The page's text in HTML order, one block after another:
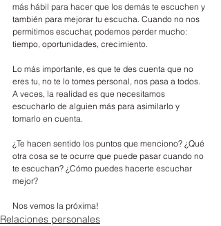
más hábil para hacer que los demás te escuchen y
también para mejorar tu escucha. Cuando no nos
permitimos escuchar, podemos perder mucho:
tiempo, oportunidades, crecimiento.
Lo más importante, es que te des cuenta que no
eres tu, no te lo tomes personal, nos pasa a todos.
A veces, la realidad es que necesitamos
escucharlo de alguien más para asimilarlo y
tomarlo en cuenta.
¿Te hacen sentido los puntos que menciono? ¿Qué
otra cosa se te ocurre que puede pasar cuando no
te escuchan? ¿Cómo puedes hacerte escuchar
mejor?
Nos vemos la próxima!
Relaciones personales